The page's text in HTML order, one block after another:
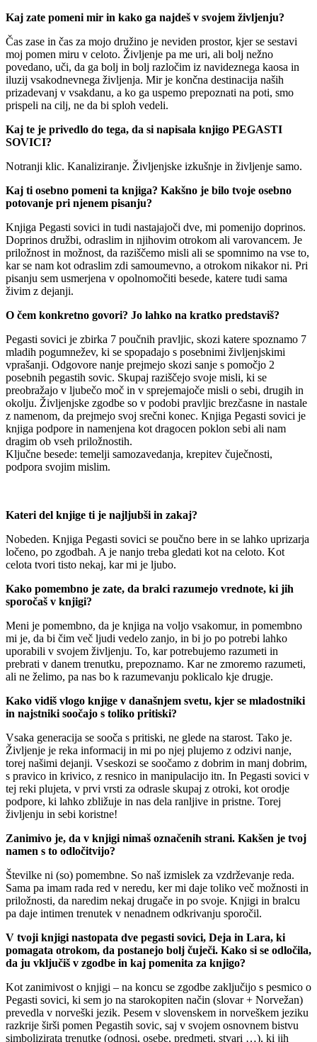
Kaj zate pomeni mir in kako ga najdeš v svojem življenju?
Čas zase in čas za mojo družino je neviden prostor, kjer se sestavi
moj pomen miru v celoto. Življenje pa me uri, ali bolj nežno
povedano, uči, da ga bolj in bolj razločim iz navideznega kaosa in
iluzij vsakodnevnega življenja. Mir je končna destinacija naših
prizadevanj v vsakdanu, a ko ga uspemo prepoznati na poti, smo
prispeli na cilj, ne da bi sploh vedeli.
Kaj te je privedlo do tega, da si napisala knjigo PEGASTI
SOVICI?
Notranji klic. Kanaliziranje. Življenjske izkušnje in življenje samo.
Kaj ti osebno pomeni ta knjiga? Kakšno je bilo tvoje osebno
potovanje pri njenem pisanju?
Knjiga Pegasti sovici in tudi nastajajoči dve, mi pomenijo doprinos.
Doprinos družbi, odraslim in njihovim otrokom ali varovancem. Je
priložnost in možnost, da raziščemo misli ali se spomnimo na vse to,
kar se nam kot odraslim zdi samoumevno, a otrokom nikakor ni. Pri
pisanju sem usmerjena v opolnomočiti besede, katere tudi sama
živim z dejanji.
O čem konkretno govori? Jo lahko na kratko predstaviš?
Pegasti sovici je zbirka 7 poučnih pravljic, skozi katere spoznamo 7
mladih pogumnežev, ki se spopadajo s posebnimi življenjskimi
vprašanji. Odgovore nanje prejmejo skozi sanje s pomočjo 2
posebnih pegastih sovic. Skupaj raziščejo svoje misli, ki se
preobražajo v ljubečo moč in v sprejemajoče misli o sebi, drugih in
okolju. Življenjske zgodbe so v podobi pravljic brezčasne in nastale
z namenom, da prejmejo svoj srečni konec. Knjiga Pegasti sovici je
knjiga podpore in namenjena kot dragocen poklon sebi ali nam
dragim ob vseh priložnostih.
Ključne besede: temelji samozavedanja, krepitev čuječnosti,
podpora svojim mislim.
Kateri del knjige ti je najljubši in zakaj?
Nobeden. Knjiga Pegasti sovici se poučno bere in se lahko uprizarja
ločeno, po zgodbah. A je nanjo treba gledati kot na celoto. Kot
celota tvori tisto nekaj, kar mi je ljubo.
Kako pomembno je zate, da bralci razumejo vrednote, ki jih
sporočaš v knjigi?
Meni je pomembno, da je knjiga na voljo vsakomur, in pomembno
mi je, da bi čim več ljudi vedelo zanjo, in bi jo po potrebi lahko
uporabili v svojem življenju. To, kar potrebujemo razumeti in
prebrati v danem trenutku, prepoznamo. Kar ne zmoremo razumeti,
ali ne želimo, pa nas bo k razumevanju poklicalo kje drugje.
Kako vidiš vlogo knjige v današnjem svetu, kjer se mladostniki
in najstniki soočajo s toliko pritiski?
Vsaka generacija se sooča s pritiski, ne glede na starost. Tako je.
Življenje je reka informacij in mi po njej plujemo z odzivi nanje,
torej našimi dejanji. Vseskozi se soočamo z dobrim in manj dobrim,
s pravico in krivico, z resnico in manipulacijo itn. In Pegasti sovici v
tej reki plujeta, v prvi vrsti za odrasle skupaj z otroki, kot orodje
podpore, ki lahko zbližuje in nas dela ranljive in pristne. Torej
življenju in sebi koristne!
Zanimivo je, da v knjigi nimaš označenih strani. Kakšen je tvoj
namen s to odločitvijo?
Številke ni (so) pomembne. So naš izmislek za vzdrževanje reda.
Sama pa imam rada red v neredu, ker mi daje toliko več možnosti in
priložnosti, da naredim nekaj drugače in po svoje. Knjigi in bralcu
pa daje intimen trenutek v nenadnem odkrivanju sporočil.
V tvoji knjigi nastopata dve pegasti sovici, Deja in Lara, ki
pomagata otrokom, da postanejo bolj čuječi. Kako si se odločila,
da ju vključiš v zgodbe in kaj pomenita za knjigo?
Kot zanimivost o knjigi – na koncu se zgodbe zaključijo s pesmico o
Pegasti sovici, ki sem jo na starokopiten način (slovar + Norvežan)
prevedla v norveški jezik. Pesem v slovenskem in norveškem jeziku
razkrije širši pomen Pegastih sovic, saj v svojem osnovnem bistvu
simbolizirata trenutke (odnosi, osebe, predmeti, stvari …), ki jih